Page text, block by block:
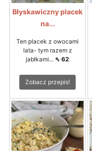
Błyskawiczny placek
na...
Ten placek z owocami
lata- tym razem z
jabłkami... ⇖ 62
Zobacz przepis!